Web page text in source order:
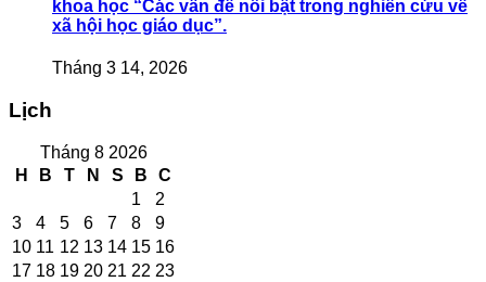
khoa học “Các vấn đề nổi bật trong nghiên cứu về
xã hội học giáo dục”.
Tháng 3 14, 2026
Lịch
Tháng 8 2026
H
B T N S B
C
1
2
3
4 5 6 7 8
9
10 11 12 13 14 15 16
17 18 19 20 21 22 23